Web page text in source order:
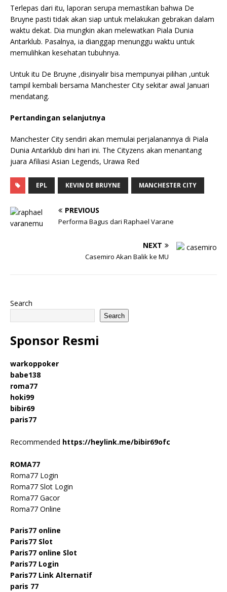
Terlepas dari itu, laporan serupa memastikan bahwa De
Bruyne pasti tidak akan siap untuk melakukan gebrakan dalam
waktu dekat. Dia mungkin akan melewatkan Piala Dunia
Antarklub. Pasalnya, ia dianggap menunggu waktu untuk
memulihkan kesehatan tubuhnya.
Untuk itu De Bruyne ,disinyalir bisa mempunyai pilihan ,untuk
tampil kembali bersama Manchester City sekitar awal Januari
mendatang.
Pertandingan selanjutnya
Manchester City sendiri akan memulai perjalanannya di Piala
Dunia Antarklub dini hari ini. The Cityzens akan menantang
juara Afiliasi Asian Legends, Urawa Red
EPL KEVIN DE BRUYNE MANCHESTER CITY
PREVIOUS
Performa Bagus dari Raphael Varane
NEXT
Casemiro Akan Balik ke MU
Search
Search
Sponsor Resmi
warkoppoker
babe138
roma77
hoki99
bibir69
paris77
Recommended https://heylink.me/bibir69ofc
ROMA77
Roma77 Login
Roma77 Slot Login
Roma77 Gacor
Roma77 Online
Paris77 online
Paris77 Slot
Paris77 online Slot
Paris77 Login
Paris77 Link Alternatif
paris 77